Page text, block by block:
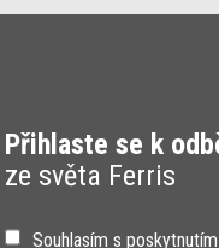
Přihlaste se k
ze světa Ferris
Souhlasím s